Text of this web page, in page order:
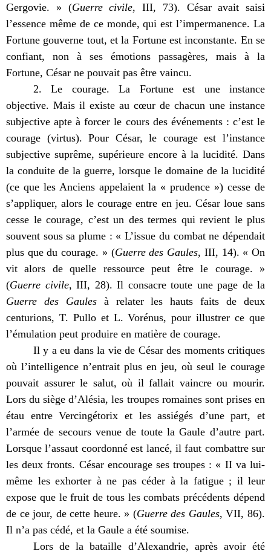
Gergovie. » (Guerre civile, III, 73). César avait saisi
l’essence même de ce monde, qui est l’impermanence. La
Fortune gouverne tout, et la Fortune est inconstante. En se
confiant, non à ses émotions passagères, mais à la
Fortune, César ne pouvait pas être vaincu.
2. Le courage. La Fortune est une instance
objective. Mais il existe au cœur de chacun une instance
subjective apte à forcer le cours des événements : c’est le
courage (virtus). Pour César, le courage est l’instance
subjective suprême, supérieure encore à la lucidité. Dans
la conduite de la guerre, lorsque le domaine de la lucidité
(ce que les Anciens appelaient la « prudence ») cesse de
s’appliquer, alors le courage entre en jeu. César loue sans
cesse le courage, c’est un des termes qui revient le plus
souvent sous sa plume : « L’issue du combat ne dépendait
plus que du courage. » (Guerre des Gaules, III, 14). « On
vit alors de quelle ressource peut être le courage. »
(Guerre civile, III, 28). Il consacre toute une page de la
Guerre des Gaulesà relater les hauts faits de deux
centurions, T. Pullo et L. Vorénus, pour illustrer ce que
l’émulation peut produire en matière de courage.
Il y a eu dans la vie de César des moments critiques
où l’intelligence n’entrait plus en jeu, où seul le courage
pouvait assurer le salut, où il fallait vaincre ou mourir.
Lors du siège d’Alésia, les troupes romaines sont prises en
étau entre Vercingétorix et les assiégés d’une part, et
l’armée de secours venue de toute la Gaule d’autre part.
Lorsque l’assaut coordonné est lancé, il faut combattre sur
les deux fronts. César encourage ses troupes : « II va lui-
même les exhorter à ne pas céder à la fatigue ; il leur
expose que le fruit de tous les combats précédents dépend
de ce jour, de cette heure. » (Guerre des Gaules, VII, 86).
Il n’a pas cédé, et la Gaule a été soumise.
Lors de la bataille d’Alexandrie, après avoir été